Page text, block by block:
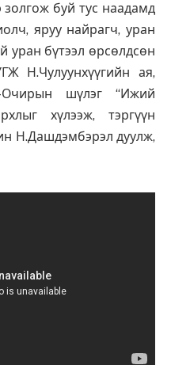
золгож буй тус наадамд
яруу найрагч, уран
уран бүтээл өрсөлдсөн
Н.Чулуунхүүгийн ая,
Очирын шүлэг “Ижий
хүлээж, тэргүүн
Н.Дашдэмбэрэл дуулж,